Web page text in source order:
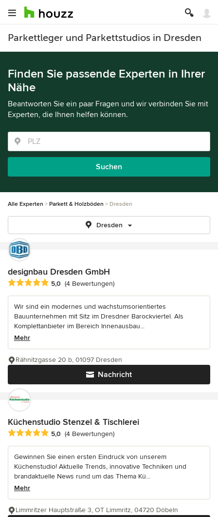
Parkettleger und Parkettstudios in Dresden
Finden Sie passende Experten in Ihrer
Nähe
Beantworten Sie ein paar Fragen und wir verbinden Sie mit
Experten, die Ihnen helfen können.
Suchen
Alle Experten Parkett & Holzböden Dresden
Dresden
designbau Dresden GmbH
Durchschnittliche Bewertung: 5 von 5 Sternen
5,0 (4 Bewertungen)
Wir sind ein modernes und wachstumsorientiertes
Bauunternehmen mit Sitz im Dresdner Barockviertel. Als
Komplettanbieter im Bereich Innenausbau...
Mehr
Nachricht
Rähnitzgasse 20 b, 01097 Dresden
Küchenstudio Stenzel & Tischlerei
Durchschnittliche Bewertung: 5 von 5 Sternen
5,0 (4 Bewertungen)
Gewinnen Sie einen ersten Eindruck von unserem
Küchenstudio! Aktuelle Trends, innovative Techniken und
brandaktuelle News rund um das Thema Kü...
Mehr
Limmritzer Hauptstraße 3, OT Limmritz, 04720 Döbeln